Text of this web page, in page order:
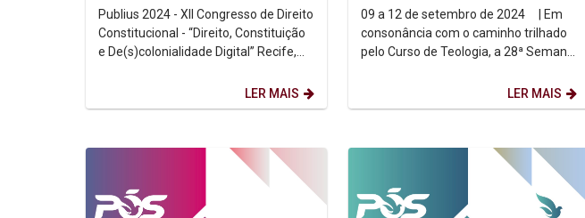
Publius 2024 - XII Congresso de Direito
Constitucional - “Direito, Constituição
e De(s)colonialidade Digital” Recife,
LER MAIS
09 a 12 de setembro de 2024 | Em
consonância com o caminho trilhado
pelo Curso de Teologia, a 28ª Semana
LER MAIS